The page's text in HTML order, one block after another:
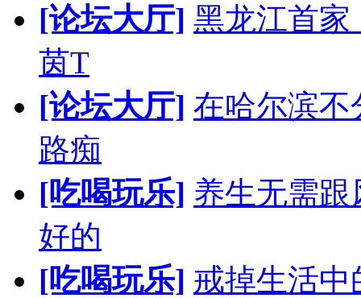
[论坛大厅] 黑龙江首家
茵T
[论坛大厅] 在哈尔滨不
路痴
[吃喝玩乐] 养生无需
好的
[吃喝玩乐] 戒掉生活中